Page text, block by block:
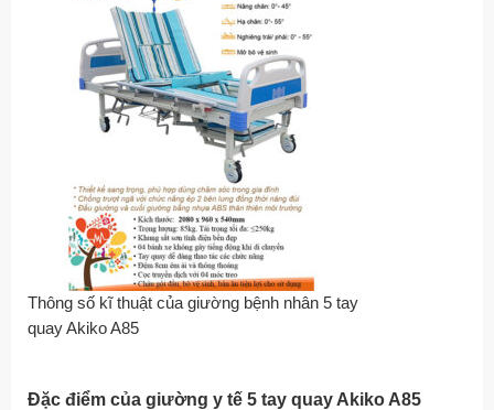
Thông số kĩ thuật của giường bệnh nhân 5 tay
quay Akiko A85
Đặc điểm của giường y tế 5 tay quay Akiko A85